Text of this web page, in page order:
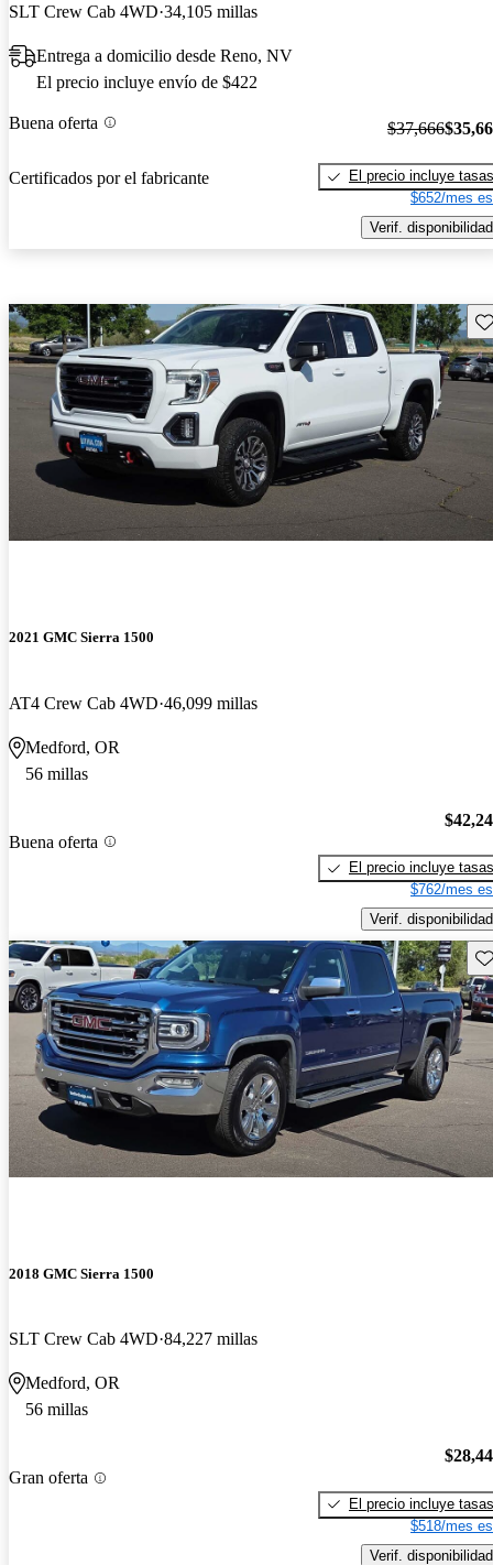
SLT Crew Cab 4WD 34,105 millas
Entrega a domicilio desde Reno, NV
El precio incluye envío de $422
Buena oferta
Certificados por el fabricante
$37,666
El precio incluye tasas
$652/mes
Verif. disponibilidad
2021 GMC Sierra 1500
AT4 Crew Cab 4WD 46,099 millas
Medford, OR
56 millas
Buena oferta
El precio incluye tasas
$762/mes
Verif. disponibilidad
2018 GMC Sierra 1500
SLT Crew Cab 4WD 84,227 millas
Medford, OR
56 millas
Gran oferta
El precio incluye tasas
$518/mes
Verif. disponibilidad